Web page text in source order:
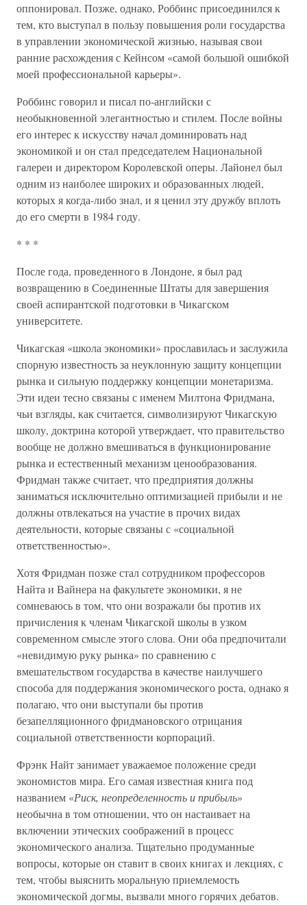
оппонировал. Позже, однако, Роббинс присоединился к
тем, кто выступал в пользу повышения роли государства
в управлении экономической жизнью, называя свои
ранние расхождения с Кейнсом «самой большой ошибкой
моей профессиональной карьеры».
Роббинс говорил и писал по-английски с
необыкновенной элегантностью и стилем. После войны
его интерес к искусству начал доминировать над
экономикой и он стал председателем Национальной
галереи и директором Королевской оперы. Лайонел был
одним из наиболее широких и образованных людей,
которых я когда-либо знал, и я ценил эту дружбу вплоть
до его смерти в 1984 году.
* * *
После года, проведенного в Лондоне, я был рад
возвращению в Соединенные Штаты для завершения
своей аспирантской подготовки в Чикагском
университете.
Чикагская «школа экономики» прославилась и заслужила
спорную известность за неуклонную защиту концепции
рынка и сильную поддержку концепции монетаризма.
Эти идеи тесно связаны с именем Милтона Фридмана,
чьи взгляды, как считается, символизируют Чикагскую
школу, доктрина которой утверждает, что правительство
вообще не должно вмешиваться в функционирование
рынка и естественный механизм ценообразования.
Фридман также считает, что предприятия должны
заниматься исключительно оптимизацией прибыли и не
должны отвлекаться на участие в прочих видах
деятельности, которые связаны с «социальной
ответственностью».
Хотя Фридман позже стал сотрудником профессоров
Найта и Вайнера на факультете экономики, я не
сомневаюсь в том, что они возражали бы против их
причисления к членам Чикагской школы в узком
современном смысле этого слова. Они оба предпочитали
«невидимую руку рынка» по сравнению с
вмешательством государства в качестве наилучшего
способа для поддержания экономического роста, однако я
полагаю, что они выступали бы против
безапелляционного фридмановского отрицания
социальной ответственности корпораций.
Фрэнк Найт занимает уважаемое положение среди
экономистов мира. Его самая известная книга под
названием «Риск, неопределенность и прибыль»
необычна в том отношении, что он настаивает на
включении этических соображений в процесс
экономического анализа. Тщательно продуманные
вопросы, которые он ставит в своих книгах и лекциях, с
тем, чтобы выяснить моральную приемлемость
экономической догмы, вызвали много горячих дебатов.